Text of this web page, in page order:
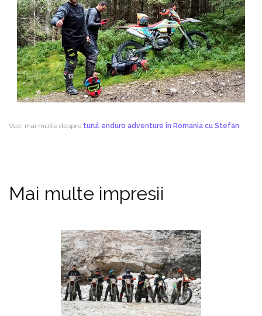
Vezi mai multe despre turul enduro adventure în Romania cu Stefan.
Mai multe impresii